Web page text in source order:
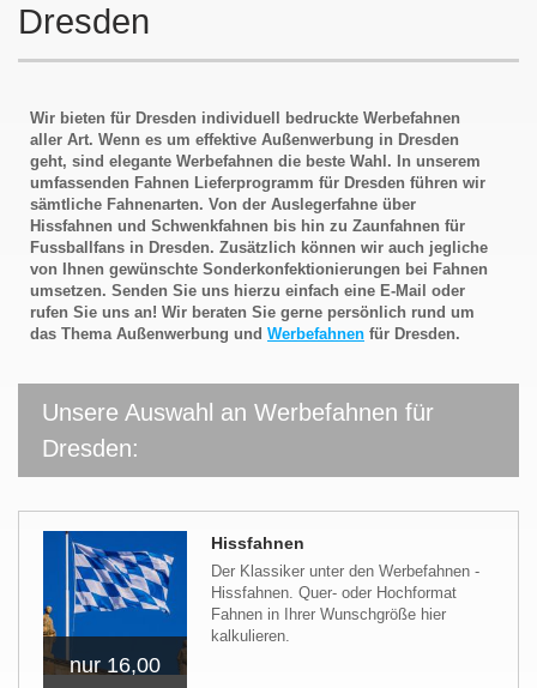
Dresden
Wir bieten für Dresden individuell bedruckte Werbefahnen
aller Art. Wenn es um effektive Außenwerbung in Dresden
geht, sind elegante Werbefahnen die beste Wahl. In unserem
umfassenden Fahnen Lieferprogramm für Dresden führen wir
sämtliche Fahnenarten. Von der Auslegerfahne über
Hissfahnen und Schwenkfahnen bis hin zu Zaunfahnen für
Fussballfans in Dresden. Zusätzlich können wir auch jegliche
von Ihnen gewünschte Sonderkonfektionierungen bei Fahnen
umsetzen. Senden Sie uns hierzu einfach eine E-Mail oder
rufen Sie uns an! Wir beraten Sie gerne persönlich rund um
das Thema Außenwerbung und Werbefahnen für Dresden.
Unsere Auswahl an Werbefahnen für
Dresden:
nur 16,00
Hissfahnen
Der Klassiker unter den Werbefahnen -
Hissfahnen. Quer- oder Hochformat
Fahnen in Ihrer Wunschgröße hier
kalkulieren.